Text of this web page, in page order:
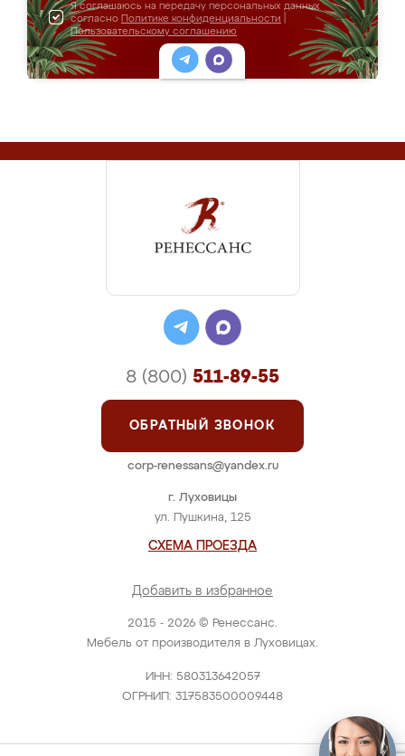
Я соглашаюсь на передачу персональных данных
согласно Политике конфиденциальности
Пользовательскому соглашению
2015 - 2026 © Ренессанс.
Мебель от производителя в Луховицах.
ИНН: 580313642057
ОГРНИП: 317583500009448
г. Луховицы
ул. Пушкина, 125
СХЕМА ПРОЕЗДА
Добавить в избранное
8 (800) 511-89-55
ОБРАТНЫЙ ЗВОНОК
corp-renessans@yandex.ru